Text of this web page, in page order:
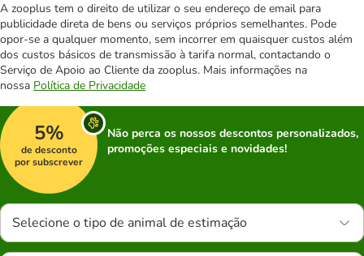
A zooplus tem o direito de utilizar o seu endereço de email para
publicidade direta de bens ou serviços próprios semelhantes. Pode
opor-se a qualquer momento, sem incorrer em quaisquer custos além
dos custos básicos de transmissão à tarifa normal, contactando o
Serviço de Apoio ao Cliente da zooplus. Mais informações na
nossa Política de Privacidade
5%
de desconto
por subscrever
Não perca os nossos descontos personalizados,
promoções especiais e novidades!
Selecione o tipo de animal de estimação